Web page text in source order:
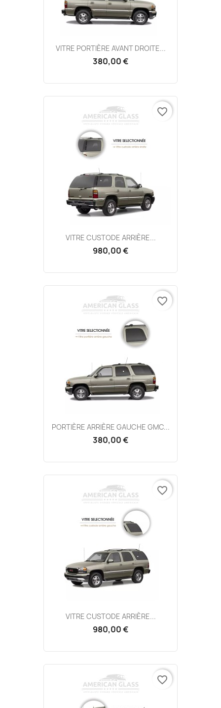
VITRE PORTIÈRE AVANT DROITE...
380,00 €
VITRE CUSTODE ARRIÈRE...
980,00 €
favorite_border
PORTIÈRE ARRIÈRE GAUCHE GMC...
380,00 €
favorite_border
VITRE CUSTODE ARRIÈRE...
980,00 €
favorite_border
favorite_border